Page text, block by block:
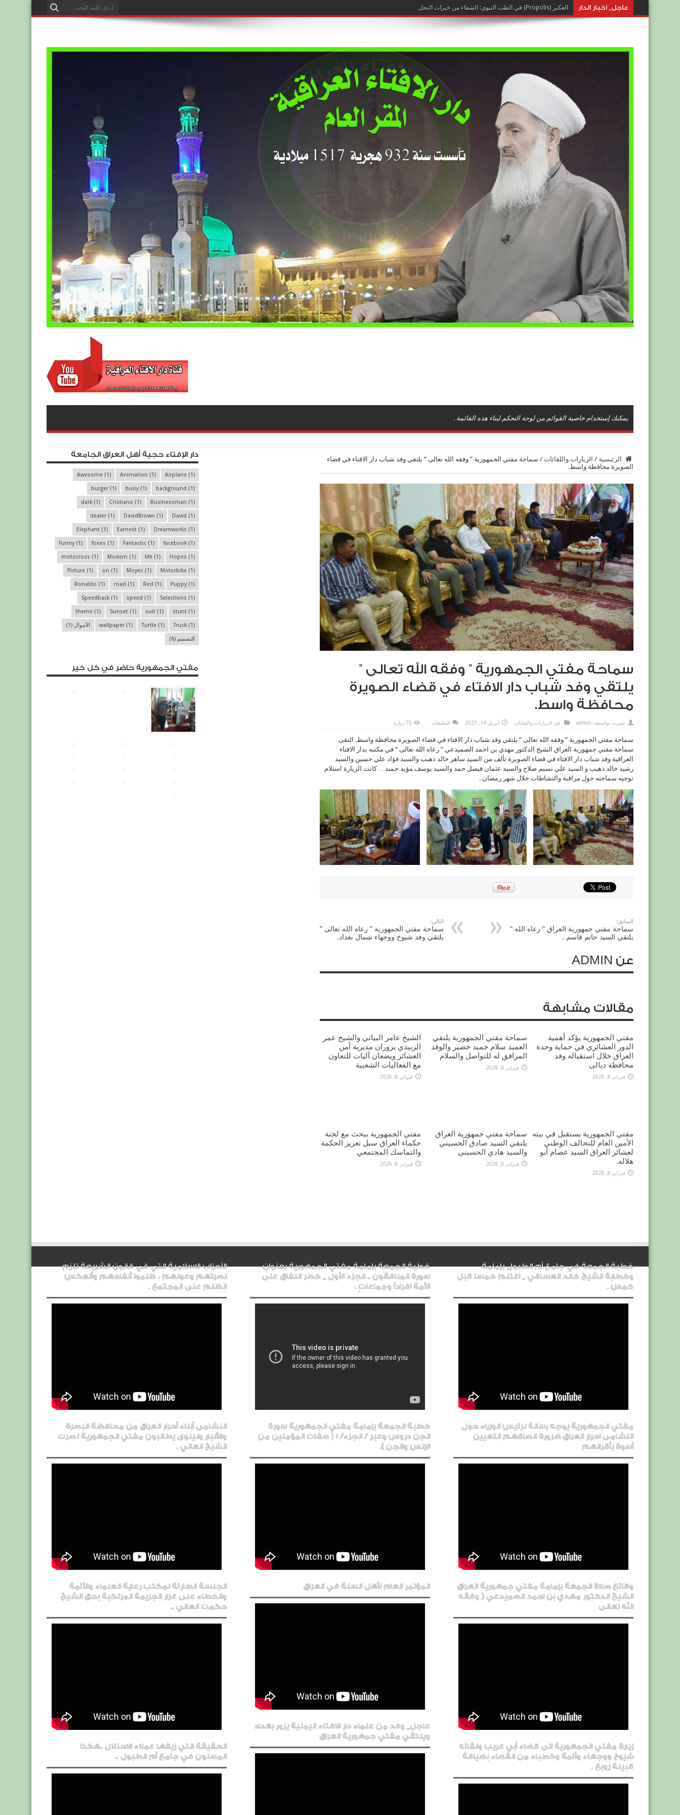
عاجل_ اخبار الدار العكبر (Propolis) في الطب النبوي: الشفاء من خيرات النحل
يمكنك إستخدام خاصية القوائم من لوحة التحكم لبناء هذه القائمة .
الرئيسية / الزيارات واللقائات / سماحة مفتي الجمهورية ” وفقه الله تعالى ” يلتقي وفد شباب دار الافتاء في قضاء
الصويرة محافظة واسط.
سماحة مفتي الجمهورية ” وفقه الله تعالى ”
يلتقي وفد شباب دار الافتاء في قضاء الصويرة
محافظة واسط.
نشرت بواسطة: admin في الزيارات واللقائات أبريل 14, 2021 التعليقات
الجمهورية
وفقه
تعالى
يلتقي
دار
الافتاء
في
قضاء
الصويرة
محافظة
واسط.
مغلقة
75 زيارة
سماحة مفتي الجمهورية ” وفقه الله تعالى ” يلتقي وفد شباب دار الافتاء في قضاء الصويرة محافظة واسط. التقى
سماحة مفتي جمهورية العراق الشيخ الدكتور مهدي بن احمد الصميدعي ” رعاه الله تعالى ” في مكتبه بدار الافتاء
العراقية وفد شباب دار الافتاء في قضاء الصويرة تألف من السيد ساهر خالد ذهيب والسيد فؤاد علي حسين والسيد
رشيد خالد ذهيب و السيد علي نسيم صلاح والسيد عثمان فيصل حمد والسيد يوسف مؤيد حميد… كانت الزيارة استلام
توجيه سماحته حول مراقبة والنشاطات خلال شهر رمضان .
السابق:
سماحة مفتي جمهورية العراق ” رعاه الله ”
يلتقي السيد حاتم قاسم .
التالي:
سماحة مفتي الجمهورية ” رعاه الله تعالى ”
يلتقي وفد شيوخ ووجهاء شمال بغداد.
عن ADMIN
مقالات مشابهة
مفتي الجمهورية يؤكد أهمية
الدور العشائري في حماية وحدة
العراق خلال استقباله وفد
محافظة ديالى
فبراير 8, 2026
سماحة مفتي الجمهورية يلتقي
العميد سلام حميد خضير والوفد
المرافق له للتواصل والسلام
فبراير 8, 2026
الشيخ عامر البياتي والشيخ عمر
الزبيدي يزوران مديرية أمن
العشائر ويضعان آليات للتعاون
مع الفعاليات الشعبية
فبراير 8, 2026
مفتي الجمهورية يستقبل في بيته
الأمين العام للتحالف الوطني
لعشائر العراق السيد عصام أبو
هلاله.
فبراير 8, 2026
سماحة مفتي جمهورية العراق
يلتقي السيد صادق الحسيني
والسيد هادي الحسيني
فبراير 8, 2026
مفتي الجمهورية يبحث مع لجنة
حكماء العراق سبل تعزيز الحكمة
والتماسك المجتمعي
فبراير 8, 2026
دار الإفتاء حجية أهل العراق الجامعة
Airplane (1)
Animation (1)
Awesome (1)
background (1)
buoy(1)
burger (1)
Businessman (1)
Cristiano (1)
dark (1)
David (1)
DavidBrown (1)
dealer (1)
Dreamworks (1)
Earnest (1)
Elephant (1)
facebook (1)
Fantastic (1)
foxes (1)
Funny(1)
Hopes (1)
life (1)
Modern (1)
motocross (1)
Motorbike (1)
Moyes (1)
on (1)
Picture (1)
Puppy(1)
Red (1)
road (1)
Ronaldo (1)
Selections (1)
speed (1)
Speedback (1)
stunt (1)
suit (1)
Sunset (1)
theme (1)
Truck (1)
Turtle (1)
wallpaper (1) الأموال (1)
التصميم (6)
مفتي الجمهورية حاضر في كل خير
خطبة الجمعة في جامع أم الطبول بإمامة
وخطابة الشيخ خالد العسافي _ اغتنم خمسا قبل
خمس .
مفتي الجمهورية يوجه رسالة لرئيس الوزراء حول
النشامى احرار العراق ضرورة انصافهم التعيين
أسوة بأقرانهم
وقائع صلاة الجمعة بإمامة مفتي جمهورية العراق
الشيخ الدكتور مهدي بن احمد الصميدعي ( وفقه
الله تعالى
زيارة مفتي الجمهورية الى قضاء أبي غريب ولقائه
شيوخ ووجهاء وأئمة وخطباء من القضاء بضيافة
قبيلة زوبع .
خطبة الجمعة بإمامة مفتي الجمهورية بعنوان
سورة المنافقون .. الجزء الأول _ خطر النفاق على
الأمة افراداً وجماعاتٍ .
خطبة الجمعة بإمامة مفتي الجمهورية سورة
الجن دروس وعبر / الجزء/ 1 { صفات المؤمنين من
الإنس والجن ).
المؤتمر العام لأهل السنة في العراق
عاجل_ وفد من علماء دار الافتاء اليمنية يزور بغداد
ويلتقي مفتي جمهورية العراق
الأحزاب الاسلامية التي في قانون الشريعة تلزم
نصرتهم وعونهم ، ظلموا أنفسهم وأنعكس
الظلم على المجتمع .
النشامى أبناء أحرار العراق من محافظة البصرة
والأنبار ونينوى يطالبون مفتي الجمهورية نصرت
الشيخ العاني .
الجلسة الطارئة لمكتب رعاية العلماء والأئمة
والخطاء على غرار الجريمة المرتكبة بحق الشيخ
حكمت العاني ..
الحقيقة التي زيفها عملاء الاحتلال ..هكذا
المصلون في جامع أم الطبول ..